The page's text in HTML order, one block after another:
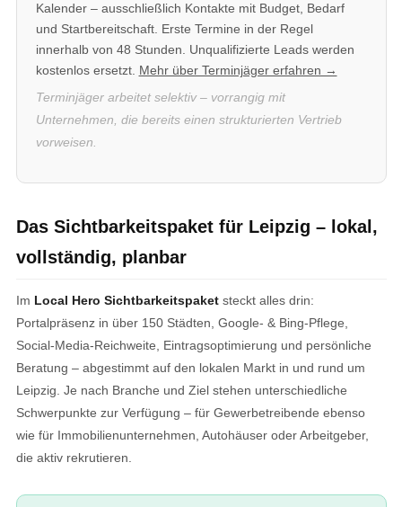
Kalender – ausschließlich Kontakte mit Budget, Bedarf
und Startbereitschaft. Erste Termine in der Regel
innerhalb von 48 Stunden. Unqualifizierte Leads werden
kostenlos ersetzt. Mehr über Terminjäger erfahren →
Terminjäger arbeitet selektiv – vorrangig mit
Unternehmen, die bereits einen strukturierten Vertrieb
vorweisen.
Das Sichtbarkeitspaket für Leipzig – lokal,
vollständig, planbar
Im Local Hero Sichtbarkeitspaketsteckt alles drin:
Portalpräsenz in über 150 Städten, Google- & Bing-Pflege,
Social-Media-Reichweite, Eintragsoptimierung und persönliche
Beratung – abgestimmt auf den lokalen Markt in und rund um
Leipzig. Je nach Branche und Ziel stehen unterschiedliche
Schwerpunkte zur Verfügung – für Gewerbetreibende ebenso
wie für Immobilienunternehmen, Autohäuser oder Arbeitgeber,
die aktiv rekrutieren.